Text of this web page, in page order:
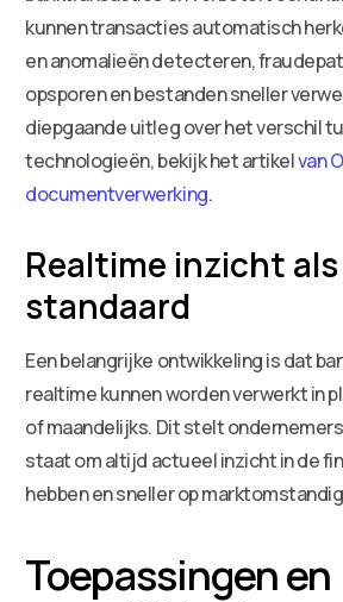
kunnen transacties automatisch
en anomalieën detecteren,
opsporen en bestanden sneller
diepgaande uitleg over het verschil
technologieën, bekijk het artikelvan
documentverwerking.
Realtime inzicht als
standaard
Een belangrijke ontwikkeling is dat
realtime kunnen worden verwerkt in
of maandelijks. Dit stelt
staat om altijd actueel inzicht in de
hebben en sneller op
Toepassingen en